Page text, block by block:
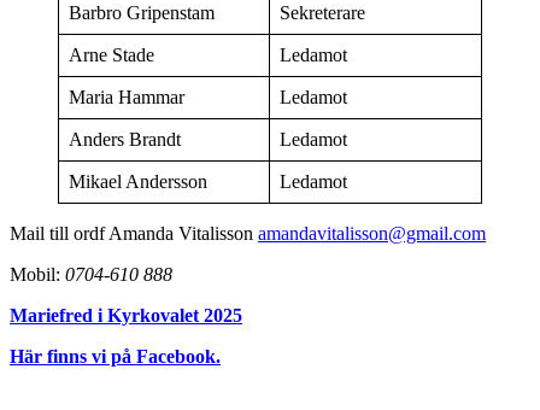
Barbro Gripenstam Sekreterare
Arne Stade Ledamot
Maria Hammar Ledamot
Anders Brandt Ledamot
Mikael Andersson Ledamot
Mail till ordf Amanda Vitalisson amandavitalisson@gmail.com
Mobil: 0704-610 888
Mariefred i Kyrkovalet 2025
Här finns vi på Facebook.